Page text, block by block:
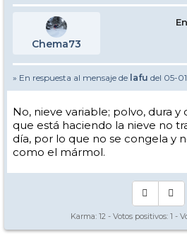
Chema73
» En respuesta al mensaje de lafu del 05-
No, nieve variable; polvo, dura y
que está haciendo la nieve no
día, por lo que no se congela y
como el mármol.
Karma: 12 - Votos positivos: 1 -